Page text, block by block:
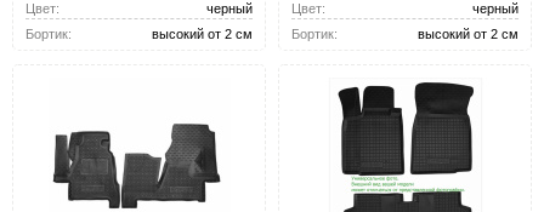
Цвет:
черный
Бортик:
высокий от 2 см
Цвет:
черный
Бортик:
высокий от 2 см